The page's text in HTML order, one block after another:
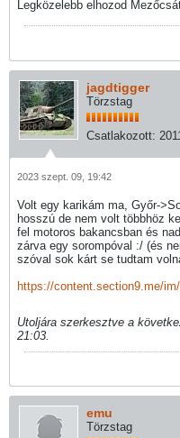
Legközelebb elhozod
jagdtigger
Törzstag
Csatlakozott:
2023 szept. 09, 19:42
Volt egy karikám ma, Győr-
hosszú de nem volt többhöz
fel motoros bakancsban és
zárva egy sorompóval :/ (és
szóval sok kárt se tudtam
https://content.section9.me/
Utoljára szerkesztve a
21:03
emu
Törzstag